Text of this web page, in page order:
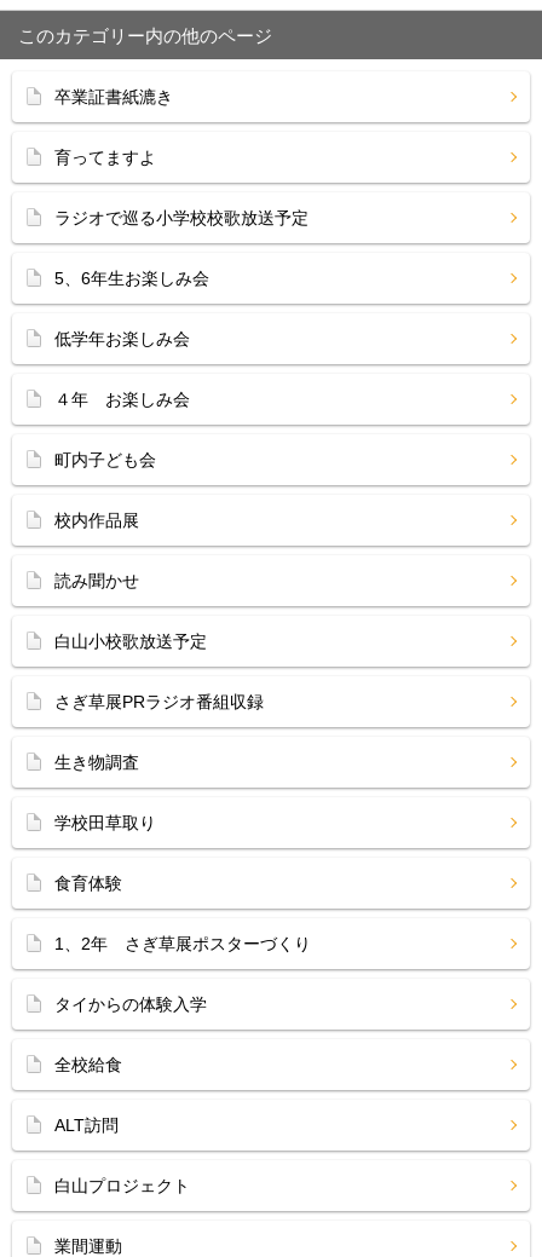
このカテゴリー内の他のページ
卒業証書紙漉き
育ってますよ
ラジオで巡る小学校校歌放送予定
5、6年生お楽しみ会
低学年お楽しみ会
４年 お楽しみ会
町内子ども会
校内作品展
読み聞かせ
白山小校歌放送予定
さぎ草展PRラジオ番組収録
生き物調査
学校田草取り
食育体験
1、2年 さぎ草展ポスターづくり
タイからの体験入学
全校給食
ALT訪問
白山プロジェクト
業間運動